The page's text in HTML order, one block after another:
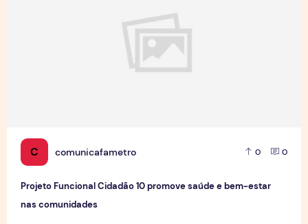
C comunicafametro 0 0
Projeto Funcional Cidadão 10 promove saúde e bem-estar
nas comunidades